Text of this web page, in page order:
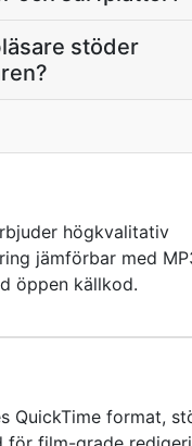
stöder
högkvalitativ
jämförbar med
öppen källkod.
QuickTime format,